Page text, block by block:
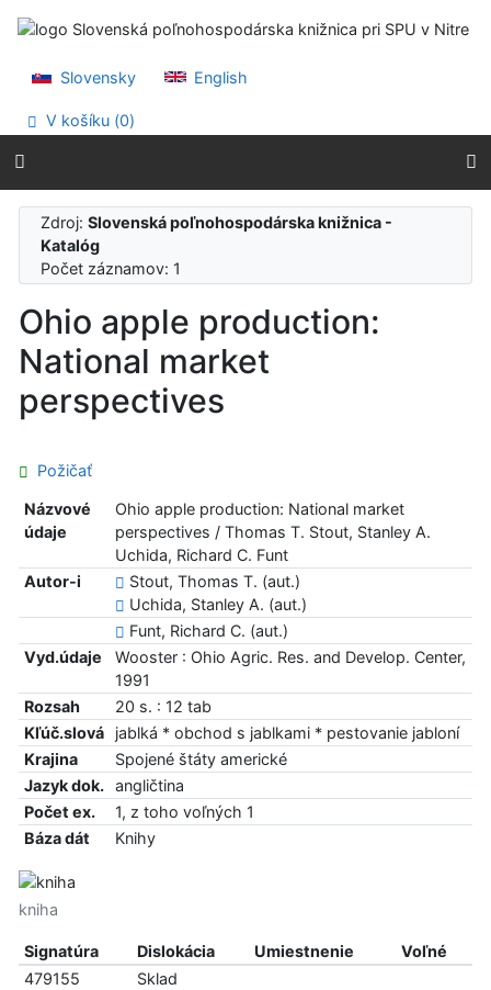
Prejsť na menu
Slovensky
English
V košíku (0)
Zdroj:Slovenská poľnohospodárska knižnica -
Katalóg
Počet záznamov: 1
Ohio apple production:
National market
perspectives
Požičať
Názvové
údaje
Ohio apple production: National market
perspectives / Thomas T. Stout, Stanley A.
Uchida, Richard C. Funt
Autor-i
Stout, Thomas T. (aut.)
Uchida, Stanley A. (aut.)
Funt, Richard C. (aut.)
Vyd.údaje
Wooster : Ohio Agric. Res. and Develop. Center,
1991
Rozsah
20 s. : 12 tab
Kľúč.slová
jablká * obchod s jablkami * pestovanie jabloní
Krajina
Spojené štáty americké
Jazyk dok.
angličtina
Počet ex.
1, z toho voľných 1
Báza dát
Knihy
kniha
Signatúra Dislokácia Umiestnenie
Voľné
479155
Sklad